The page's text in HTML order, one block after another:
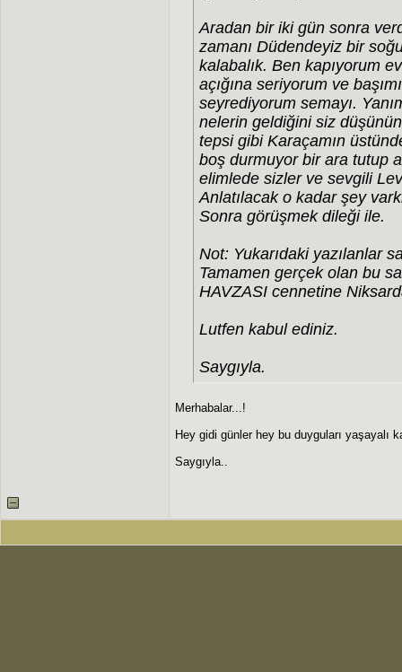
Aradan bir iki gün sonra
zamanı Düdendeyiz bir
kalabalık. Ben kapıyorum
açığına seriyorum ve
seyrediyorum semayı.
nelerin geldiğini siz
tepsi gibi Karaçamın
boş durmuyor bir ara tutup
elimlede sizler ve sevgili
Anlatılacak o kadar şey
Sonra görüşmek dileği ile.
Not: Yukarıdaki yazılanlar
Tamamen gerçek olan bu
HAVZASI cennetine
Lutfen kabul ediniz.
Saygıyla.
Merhabalar...!
Hey gidi günler hey bu duyguları yaşayalı
Saygıyla..